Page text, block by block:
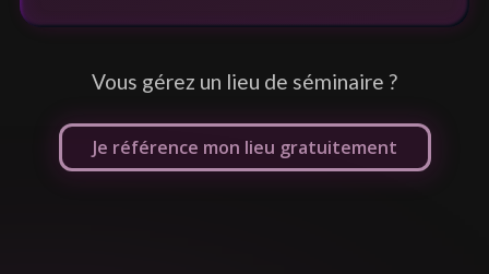
Vous gérez un lieu de séminaire ?
Je référence mon lieu gratuitement